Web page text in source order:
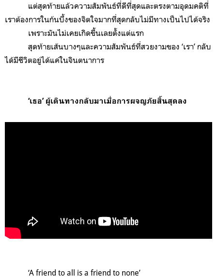
แต่สุดท้ายแล้วความสัมพันธ์ที่ดีที่สุดและตรงตามอุดมคติที่
เราต้องการในก้นบึ้งของจิตใจมากที่สุดกลับไม่มีทางเป็นไปได้จริง
เพราะมันไม่เคยเกิดขึ้นเลยตั้งแต่แรก
สุดท้ายเส้นบางๆและความสัมพันธ์ที่สวยงามของ ‘เรา’ กลับ
ได้มีชีวิตอยู่ได้แค่ในจินตนาการ
‘เธอ’ ผู้เดินทางกลับมาเมื่อการผจญภัยสิ้นสุดลง
‘A friend to all is a friend to none’